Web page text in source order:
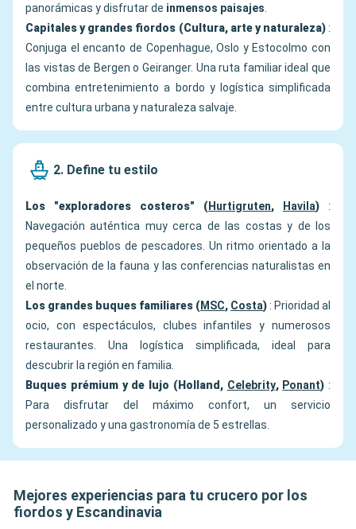
panorámicas y disfrutar de inmensos paisajes.
Capitales y grandes fiordos (Cultura, arte y naturaleza):
Conjuga el encanto de Copenhague, Oslo y Estocolmo con
las vistas de Bergen o Geiranger. Una ruta familiar ideal que
combina entretenimiento a bordo y logística simplificada
entre cultura urbana y naturaleza salvaje.
2. Define tu estilo
Los "exploradores costeros" (Hurtigruten, Havila) :
Navegación auténtica muy cerca de las costas y de los
pequeños pueblos de pescadores. Un ritmo orientado a la
observación de la fauna y las conferencias naturalistas en
el norte.
Los grandes buques familiares (MSC, Costa): Prioridad al
ocio, con espectáculos, clubes infantiles y numerosos
restaurantes. Una logística simplificada, ideal para
descubrir la región en familia.
Buques prémium y de lujo (Holland, Celebrity, Ponant) :
Para disfrutar del máximo confort, un servicio
personalizado y una gastronomía de 5 estrellas.
Mejores experiencias para tu crucero por los
fiordos y Escandinavia